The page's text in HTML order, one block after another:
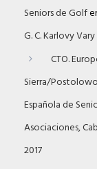
Seniors de Golf
G. C. Karlovy
CTO.
Sierra/Postolowo
Española de
Asociaciones,
2017